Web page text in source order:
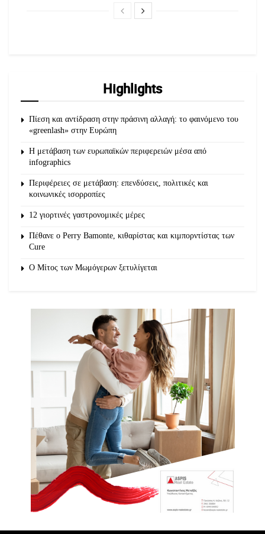
Highlights
Πίεση και αντίδραση στην πράσινη αλλαγή: το φαινόμενο του
«greenlash» στην Ευρώπη
Η μετάβαση των ευρωπαϊκών περιφερειών μέσα από
infographics
Περιφέρειες σε μετάβαση: επενδύσεις, πολιτικές και
κοινωνικές ισορροπίες
12 γιορτινές γαστρονομικές μέρες
Πέθανε ο Perry Bamonte, κιθαρίστας και κιμπορντίστας των
Cure
O Μίτος των Μωμόγερων ξετυλίγεται